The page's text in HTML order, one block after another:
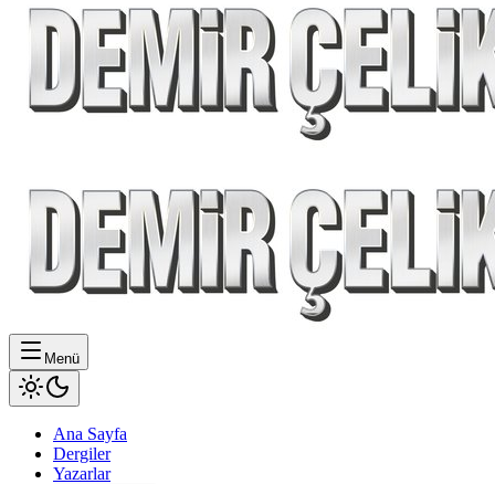
Menü
Ana Sayfa
Dergiler
Yazarlar